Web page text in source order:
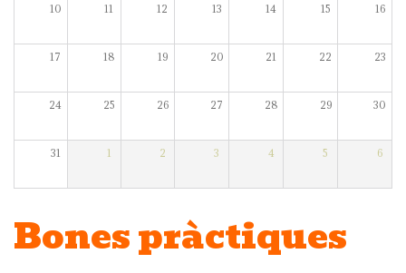
10 11 12 13 14 15 16
17 18 19 20 21 22 23
24 25 26 27 28 29 30
31 1 2 3 4 5 6
Bones pràctiques